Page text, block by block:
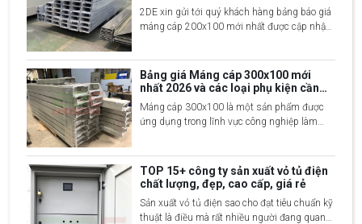
mang tới nội dung dưới đây.
2DE xin gửi tới quý khách hàng bảng báo giá
máng cáp 200x100 mới nhất được cập nhật
Bảng giá Máng cáp 300x100 mới
nhất 2026 và các loại phụ kiện cần
thiết
Máng cáp 300x100 là một sản phẩm được
ứng dụng trong lĩnh vực công nghiệp làm
từ nhiều vật liệu và có giá thành khác nhau.
Bài viết sau hãy cùng 2DE Việt Nam khám
TOP 15+ công ty sản xuất vỏ tủ điện
chất lượng, đẹp, cao cấp, giá rẻ
Sản xuất vỏ tủ điện sao cho đạt tiêu chuẩn kỹ
thuật là điều mà rất nhiều người đang quan